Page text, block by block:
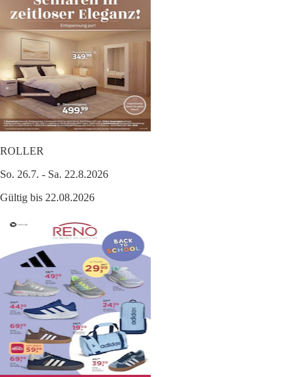
ROLLER
So. 26.7. - Sa. 22.8.2026
Gültig bis 22.08.2026